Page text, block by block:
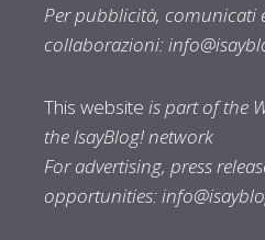
Per pubblicità, comunicati
collaborazioni:
This website is part of the
the IsayBlog! network
For advertising, press
opportunities: